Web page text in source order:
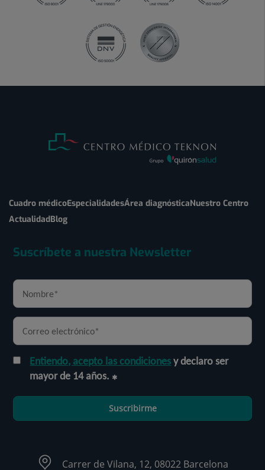
Cuadro médicoEspecialidadesÁrea diagnósticaNuestro Centro
ActualidadBlog
Suscríbete a nuestra Newsletter
Entiendo, acepto las condicionesy declaro ser
mayor de 14 años.
Suscribirme
Carrer de Vilana, 12, 08022 Barcelona